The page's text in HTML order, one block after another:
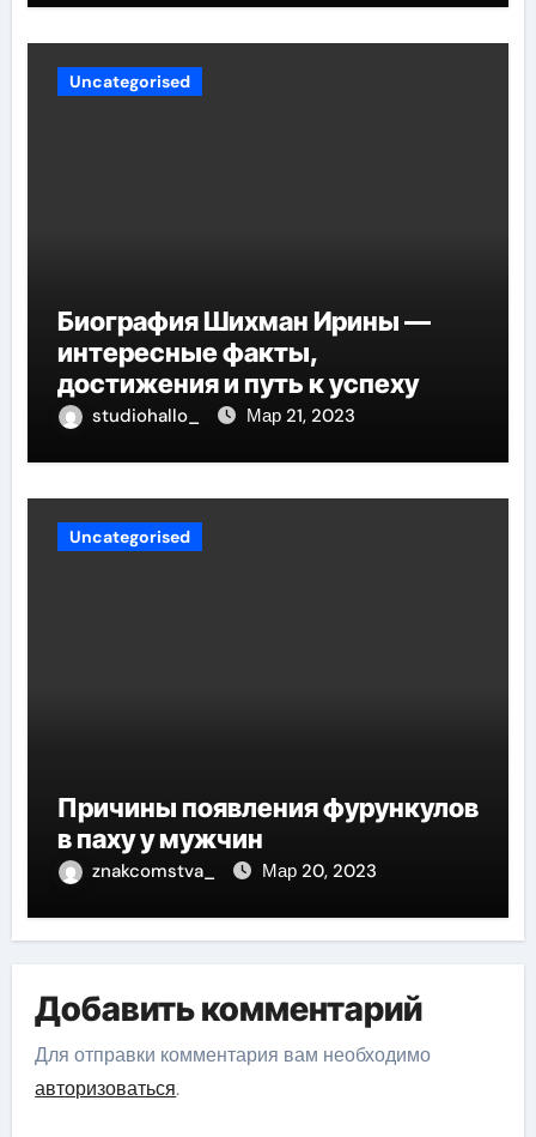
Uncategorised
Биография Шихман Ирины —
интересные факты,
достижения и путь к успеху
studiohallo_ Мар 21, 2023
Uncategorised
Причины появления фурункулов
в паху у мужчин
znakcomstva_ Мар 20, 2023
Добавить комментарий
Для отправки комментария вам необходимо
авторизоваться.